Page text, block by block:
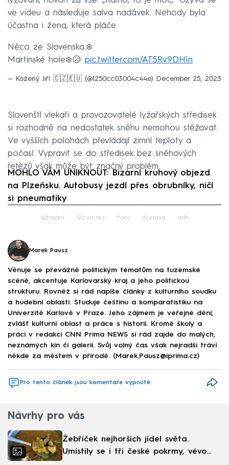
ve videu a následuje salva nadávek. Nehody byla
účastna i žena, která pláče.
Něco ze Slovenska.❄️
Martinské hole❄️😥 pic.twitter.com/AT5Rv9DHIn
— Kožený Jiří 🇨🇿🇪🇺 (@1250cc03004c44e) December 25, 2023
Slovenští vlekaři a provozovatelé lyžařských středisek
si rozhodně na nedostatek sněhu nemohou stěžovat.
Ve vyšších polohách převládají zimní teploty a
počasí. Vypravit se do středisek bez sněhových
řetězů však může být značný problém.
MOHLO VÁM UNIKNOUT: Bizarní kruhový objezd
na Plzeňsku. Autobusy jezdí přes obrubníky, ničí
si pneumatiky
Failed to fetch
lyžování Slovensko hory doprava sníh
Marek Pausz
Věnuje se převážně politickým tématům na tuzemské
scéně, akcentuje Karlovarský kraj a jeho politickou
strukturu. Rovněž si rád napíše články z kulturního soudku
a hudební oblasti. Studuje češtinu a komparatistiku na
Univerzitě Karlově v Praze. Jeho zájmem je veřejné dění,
zvlášť kulturní oblast a práce s historií. Kromě školy a
práci v redakci CNN Prima NEWS si rád zajde do malých,
neznámých kin či galerií. Svůj volný čas však nejradši tráví
někde za městem v přírodě. (Marek.Pausz@iprima.cz)
Pro tento článek jsou komentáře vypnuté
Návrhy pro vás
Žebříček nejhorších jídel světa.
Umístily se i tři české pokrmy, vévodí